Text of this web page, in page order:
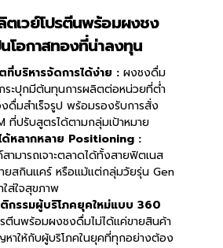
ตเวย์โปรตีนพร้อมผงชง
โอกาสทองที่น่าลงทุน
บริหารจัดการได้ง่าย : ผงชงดื่ม
ระปุกมีต้นทุนการผลิตต่อหน่วยที่ต่ำ
งดื่มสำเร็จรูป พร้อมรองรับการสั่ง
ที่ปรับสูตรได้ตามกลุ่มเป้าหมาย
ด้หลากหลาย Positioning :
ามารถเจาะตลาดได้ทั้งสายฟิตเนส
ยสกินแคร์ หรือแม้แต่กลุ่มวัยรุ่น Gen
ส่ใจสุขภาพ
กรรมผู้บริโภคยุคใหม่แบบ 360
รตีนพร้อมผงชงดื่มไม่ได้แค่ขายสินค้า
าให้กับผู้บริโภคในยุคที่ทุกอย่างต้อง